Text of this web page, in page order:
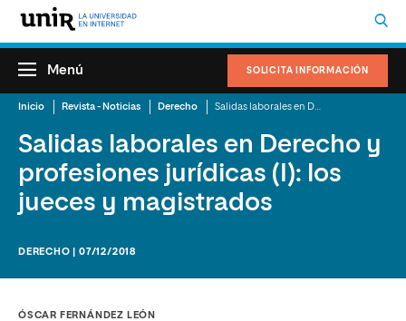
SOLICITA INFORMACIÓN
Menú
Inicio Revista - Noticias Derecho
Salidas laborales en Derecho y
profesiones jurídicas (I): los
jueces y magistrados
DERECHO | 07/12/2018
ÓSCAR FERNÁNDEZ LEÓN